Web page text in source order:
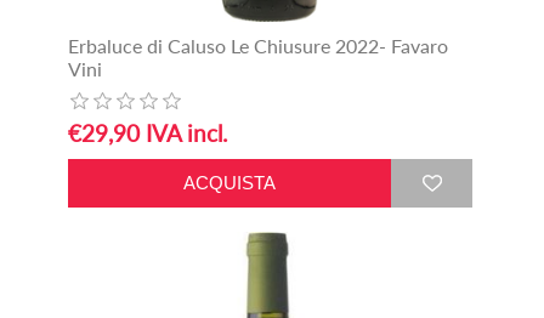
Erbaluce di Caluso Le Chiusure 2022- Favaro
Vini
€29,90 IVA incl.